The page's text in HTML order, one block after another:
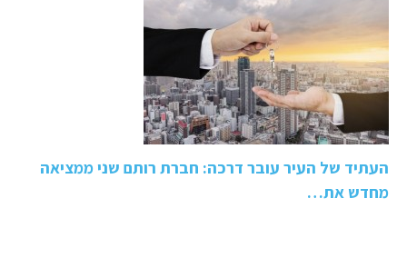
העתיד של העיר עובר דרכה: חברת רותם שני ממציאה
מחדש את…